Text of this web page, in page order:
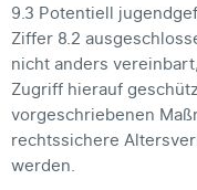
9.3 Potentiell
Ziffer 8.2
nicht anders
Zugriff hierauf
vorgeschriebenen
rechtssichere
werden.